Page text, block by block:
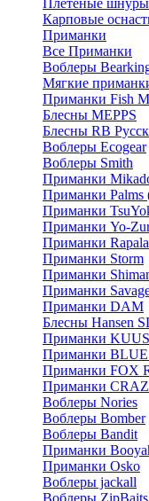
Плетеные шнуры
Карповые
Приманки
Все Приманки
Воблеры
Мягкие
Приманки Fish
Блесны MEPPS
Блесны RB
Воблеры Ecogear
Воблеры Smith
Приманки
Приманки Palms
Приманки
Приманки Yo-
Приманки Rapala
Приманки Storm
Приманки
Приманки
Приманки DAM
Блесны Hansen
Приманки
Приманки
Приманки FOX
Приманки
Воблеры Nories
Воблеры Bomber
Воблеры Bandit
Приманки
Приманки Osko
Воблеры jackall
Воблеры ZipBaits